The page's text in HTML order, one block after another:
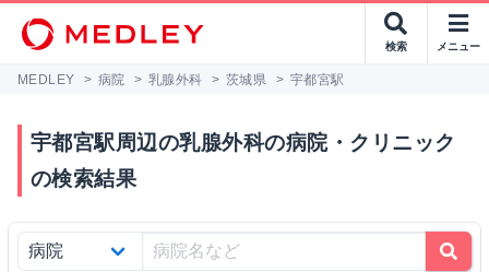
検索 メニュー
MEDLEY > 病院 > 乳腺外科 > 茨城県 > 宇都宮駅
宇都宮駅周辺の乳腺外科の病院・クリニック
の検索結果